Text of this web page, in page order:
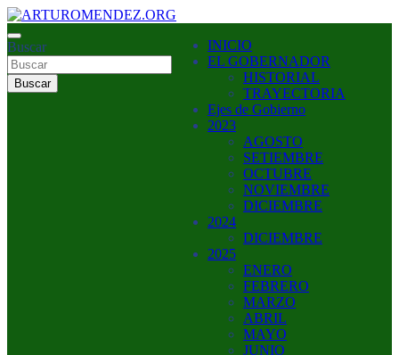
Saltar
al
contenido
ARTUROMENDEZ.ORG
ARTURO MENDEZ GOBERNADOR 2023
Buscar
Buscar
INICIO
EL GOBERNADOR
HISTORIAL
TRAYECTORIA
Ejes de Gobierno
2023
AGOSTO
SETIEMBRE
OCTUBRE
NOVIEMBRE
DICIEMBRE
2024
DICIEMBRE
2025
ENERO
FEBRERO
MARZO
ABRIL
MAYO
JUNIO